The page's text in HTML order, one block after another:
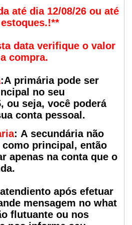
até dia 12/08/26 ou até
data verifique o valor
compra.
:A primária pode ser
no seu
ou seja, você poderá
conta pessoal.
: A secundária não
como principal, então
apenas na conta que o
após efetuar
mensagem no what
flutuante ou nos